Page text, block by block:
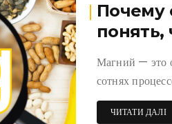
Почему
понять,
Магний — это
сотнях
ЧИТАТИ ДАЛІ